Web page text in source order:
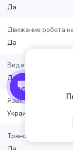
Да
Движение робота
Да
Видеомониторинг
Да
Язык приложения
Украинский
Трансляция видео с